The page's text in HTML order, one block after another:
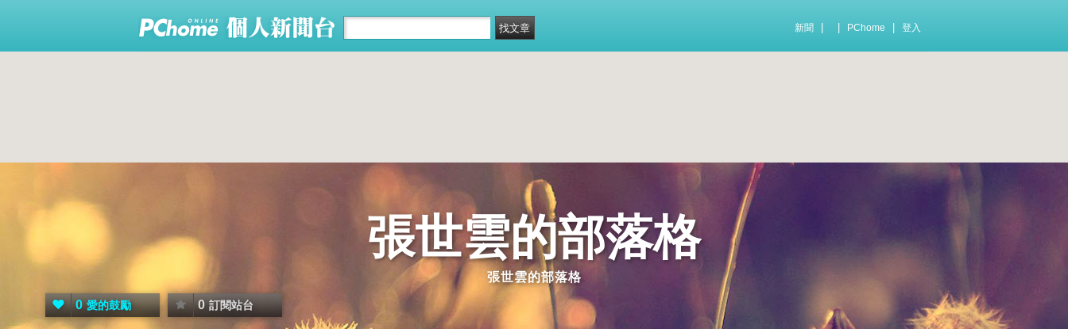
新聞 PChome 登入
張世雲的部落格
張世雲的部落格
0 愛的鼓勵 0 訂閱站台